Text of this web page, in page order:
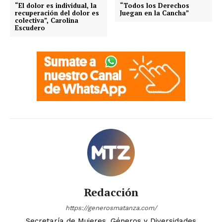
“El dolor es individual, la
recuperación del dolor es
colectiva”, Carolina
Escudero
“Todos los Derechos
Juegan en la Cancha”
Redacción
https://generosmatanza.com/